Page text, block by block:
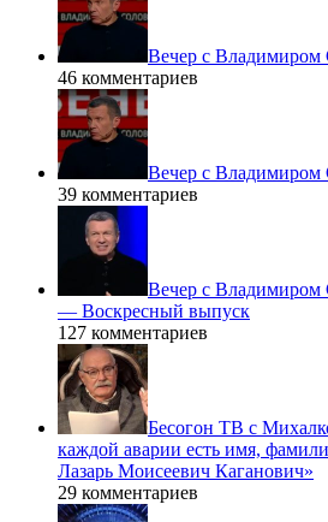
Вечер с Владимиром
46 комментариев
Вечер с Владимиром
39 комментариев
Вечер с Владимиром
— Воскресный выпуск
127 комментариев
Бесогон ТВ с
каждой аварии есть имя,
Лазарь Моисеевич Каганович»
29 комментариев